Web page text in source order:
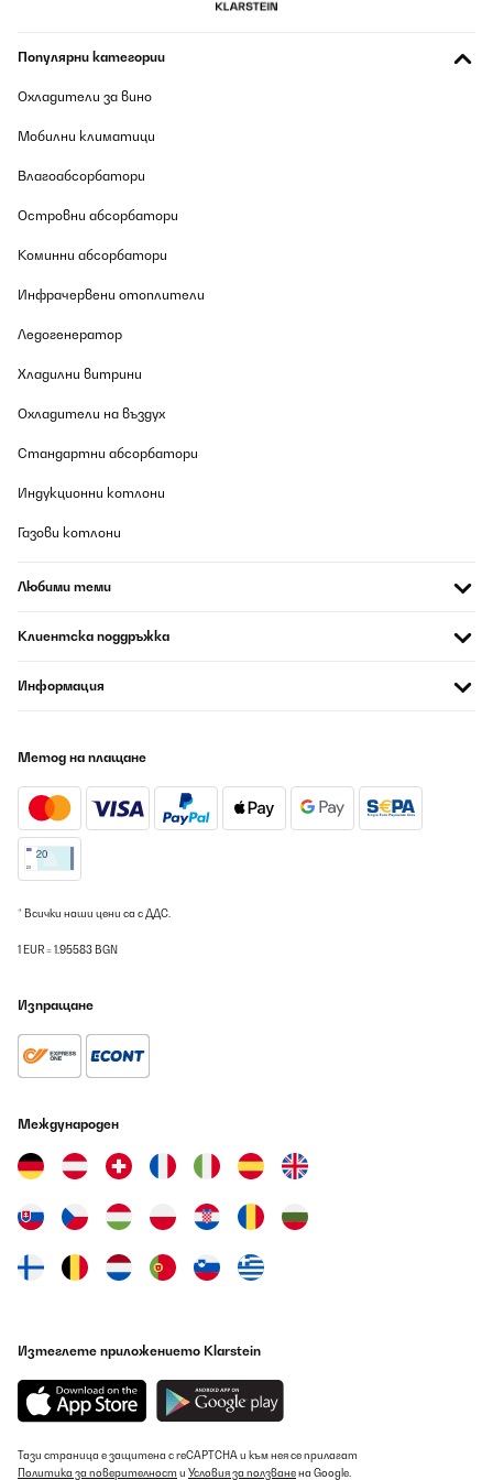
Utente Amazon
Amazon-Benutzer
Lo que al poner una sarten u olla de Inducción, se escucha como
resistencia. A demás, cuando llevas cocinando unas horas en
Превод
eingebaute Lüfter welche bei höchster Stufe so laut sind wie die
Amazon-Benutzer
Превод
Превод
Lieferung und Verpackung waren perfekt. Das Kochfeld macht
nicht nur optisch einen sehr hochwerigen Eindruck. Auch die
Anwendung, Leistung und Bedienung haben uns überzeugt.
Amazon-Benutzer
Calidad precio bien
Usuario/a de amazon
Популярни категории
Охладители за вино
Мобилни климатици
Влагоабсорбатори
Островни абсорбатори
Коминни абсорбатори
Инфрачервени отоплители
Ледогенератор
Хладилни витрини
Охладители на въздух
Стандартни абсорбатори
Индукционни котлони
Газови котлони
Любими теми
Клиентска поддръжка
Информация
Метод на плащане
* Всички наши цени са с ДДС.
1 EUR = 1.95583 BGN
Изпращане
Международен
Изтеглете приложението Klarstein
Тази страница е защитена с reCAPTCHA и към нея се прилагат
Политика за поверителност и Условия за ползванена Google.